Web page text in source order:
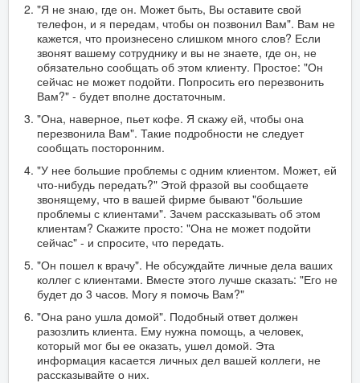
"Я не знаю, где он. Может быть, Вы оставите свой
телефон, и я передам, чтобы он позвонил Вам". Вам не
кажется, что произнесено слишком много слов? Если
звонят вашему сотруднику и вы не знаете, где он, не
обязательно сообщать об этом клиенту. Простое: "Он
сейчас не может подойти. Попросить его перезвонить
Вам?" - будет вполне достаточным.
"Она, наверное, пьет кофе. Я скажу ей, чтобы она
перезвонила Вам". Такие подробности не следует
сообщать посторонним.
"У нее большие проблемы с одним клиентом. Может, ей
что-нибудь передать?" Этой фразой вы сообщаете
звонящему, что в вашей фирме бывают "большие
проблемы с клиентами". Зачем рассказывать об этом
клиентам? Скажите просто: "Она не может подойти
сейчас" - и спросите, что передать.
"Он пошел к врачу". Не обсуждайте личные дела ваших
коллег с клиентами. Вместе этого лучше сказать: "Его не
будет до 3 часов. Могу я помочь Вам?"
"Она рано ушла домой". Подобный ответ должен
разозлить клиента. Ему нужна помощь, а человек,
который мог бы ее оказать, ушел домой. Эта
информация касается личных дел вашей коллеги, не
рассказывайте о них.